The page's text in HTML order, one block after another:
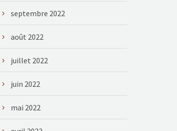
septembre 2022
août 2022
juillet 2022
juin 2022
mai 2022